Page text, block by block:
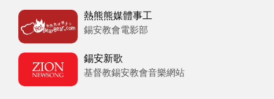
熱熊熊媒體事工
錫安教會電影部
錫安新歌
基督教錫安教會音樂網站